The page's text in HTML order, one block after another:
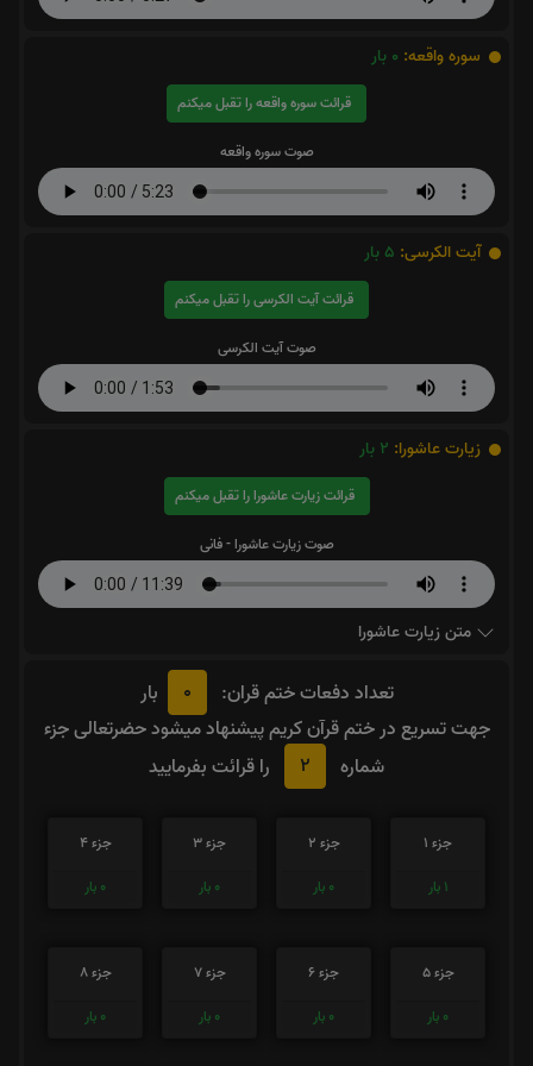
سوره واقعه: 0 بار
قرائت سوره واقعه را تقبل میکنم
صوت سوره واقعه
آیت الکرسی: 5 بار
قرائت آیت الکرسی را تقبل میکنم
صوت آیت الکرسی
زیارت عاشورا: 2 بار
قرائت زیارت عاشورا را تقبل میکنم
صوت زیارت عاشورا - فانی
متن زیارت عاشورا
تعداد دفعات ختم قران: 0
بار
جهت تسریع در ختم قرآن کریم پیشنهاد میشود حضرتعالی جزء
شماره
2 را قرائت بفرمایید
جزء 1
1 بار
جزء 2
0 بار
جزء 3
0 بار
جزء 4
0 بار
جزء 5
0 بار
جزء 6
0 بار
جزء 7
0 بار
جزء 8
0 بار